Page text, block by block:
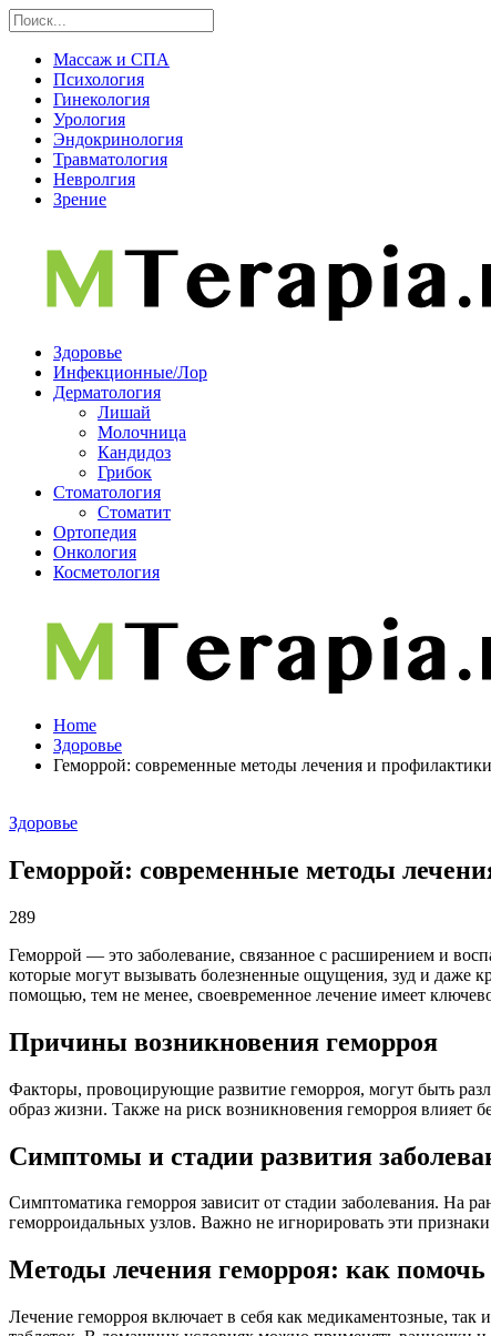
Массаж и СПА
Психология
Гинекология
Урология
Эндокринология
Травматология
Невролгия
Зрение
Здоровье
Инфекционные/Лор
Дерматология
Лишай
Молочница
Кандидоз
Грибок
Стоматология
Стоматит
Ортопедия
Онкология
Косметология
Home
Здоровье
Геморрой: современные методы лечения и профилактики
Здоровье
Геморрой: современные методы
289
Геморрой — это заболевание, связанное с расширением и
которые могут вызывать болезненные ощущения, зуд и даже
помощью, тем не менее, своевременное лечение имеет
Причины возникновения геморроя
Факторы, провоцирующие развитие геморроя, могут быть
образ жизни. Также на риск возникновения геморроя влияет
Симптомы и стадии развития
Симптоматика геморроя зависит от стадии заболевания. На
геморроидальных узлов. Важно не игнорировать эти
Методы лечения геморроя: как помочь
Лечение геморроя включает в себя как медикаментозные,